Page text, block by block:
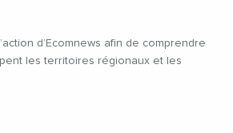
d’Ecomnews afin de comprendre
les territoires régionaux et les